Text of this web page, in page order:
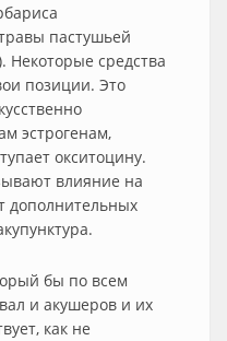
пастушьей
Некоторые средства
позиции. Это
эстрогенам,
окситоцину.
влияние на
дополнительных
бы по всем
и акушеров и их
как не